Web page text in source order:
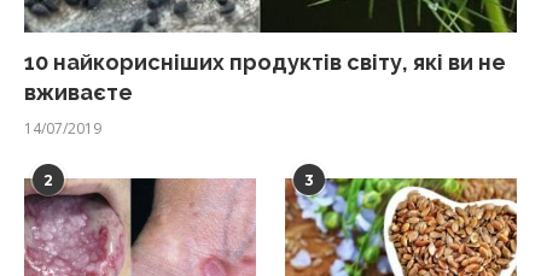
10 найкорисніших продуктів світу, які ви не
вживаєте
14/07/2019
2 3